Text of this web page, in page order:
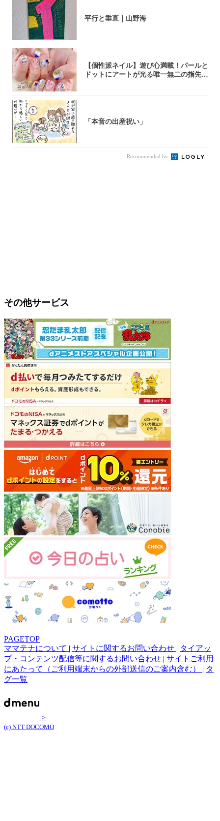
平行と垂直｜山野海
【個性派ネイル】遊び心満載！パールと
ドットにアートが光る唯一無二の指先が
「本音の出産祝い」
Recommended by
その他サービス
PAGETOP
ママテナについて | サイトに関するお問い合わせ | タイアッ
プ・コンテンツ配信等に関するお問い合わせ | サイトご利用
にあたって（ご利用端末からの外部送信のご案内含む） | タ
グ一覧
>
(c) NTT DOCOMO